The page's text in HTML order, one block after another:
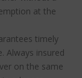
at the
timely
Always insured
on the same